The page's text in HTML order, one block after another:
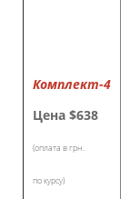
Комплект-4
Цена $638
(оплата в грн.
по курсу)